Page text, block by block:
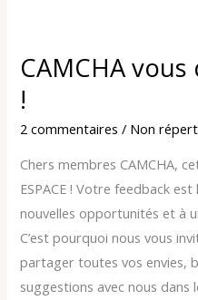
CAMCHA
!
2 commentaires / Non
Chers membres CAMCHA,
ESPACE ! Votre feedback
nouvelles opportunités et à
C’est pourquoi nous vous
partager toutes vos envies,
suggestions avec nous dans
CAMCHA
vous
donne
la
parole
!